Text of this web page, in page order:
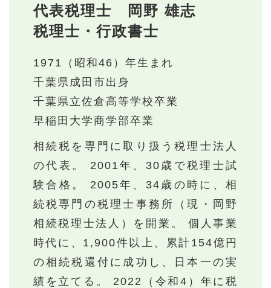
代表税理士 岡野 雄志
税理士・行政書士
1971（昭和46）年生まれ
千葉県成田市出身
千葉県立佐倉高等学校卒業
早稲田大学商学部卒業
相続税を専門に取り扱う税理士法人
の代表。 2001年、30歳で税理士試
験合格。 2005年、34歳の時に、相
続税専門の税理士事務所（現・岡野
相続税理士法人）を開業。 個人事業
時代に、1,900件以上、累計154億円
の相続税還付に成功し、日本一の実
績を立てる。 2022（令和4）年に税